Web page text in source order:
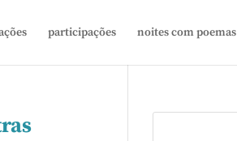
participações noites com poemas